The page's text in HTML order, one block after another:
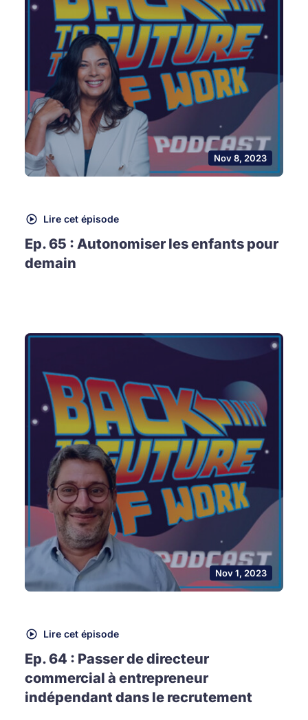
Nov 8, 2023
Lire cet épisode
Ep. 65 : Autonomiser les enfants pour
demain
Nov 1, 2023
Lire cet épisode
Ep. 64 : Passer de directeur
commercial à entrepreneur
indépendant dans le recrutement